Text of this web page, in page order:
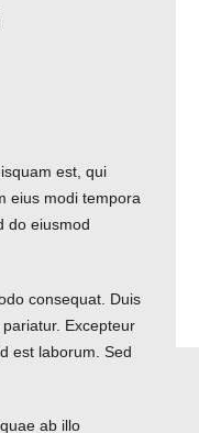
est, qui
eius modi tempora
do eiusmod
consequat. Duis
Excepteur
est laborum. Sed
ab illo